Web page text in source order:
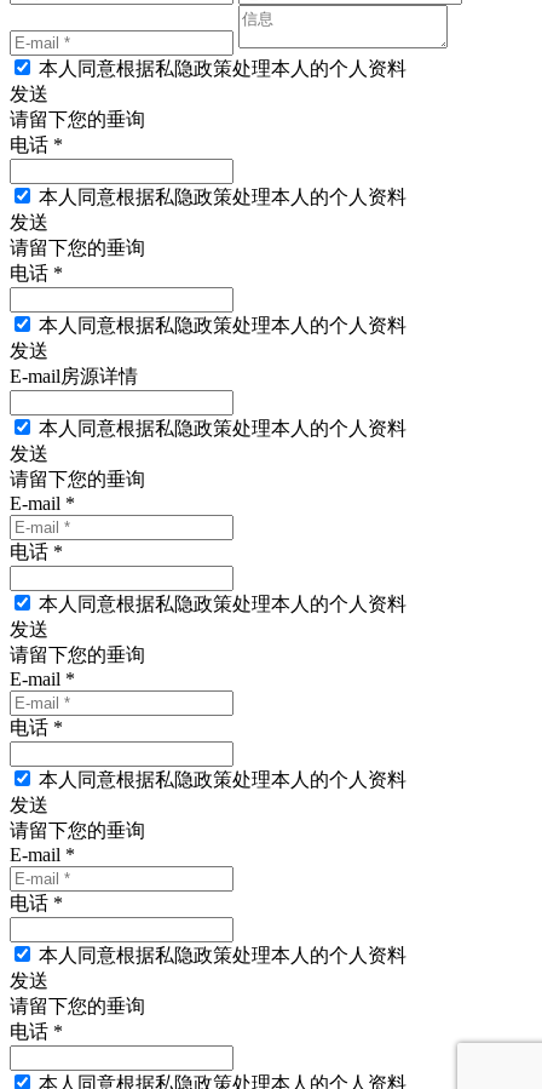
本人同意根据私隐政策处理本人的个人资料
发送
请留下您的垂询
电话 *
本人同意根据私隐政策处理本人的个人资料
发送
请留下您的垂询
电话 *
本人同意根据私隐政策处理本人的个人资料
发送
E-mail房源详情
本人同意根据私隐政策处理本人的个人资料
发送
请留下您的垂询
E-mail *
电话 *
本人同意根据私隐政策处理本人的个人资料
发送
请留下您的垂询
E-mail *
电话 *
本人同意根据私隐政策处理本人的个人资料
发送
请留下您的垂询
E-mail *
电话 *
本人同意根据私隐政策处理本人的个人资料
发送
请留下您的垂询
电话 *
本人同意根据私隐政策处理本人的个人资料